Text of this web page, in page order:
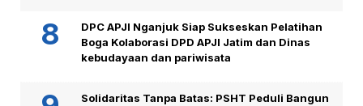
DPC APJI Nganjuk Siap Sukseskan Pelatihan
Boga Kolaborasi DPD APJI Jatim dan Dinas
kebudayaan dan pariwisata
Solidaritas Tanpa Batas: PSHT Peduli Bangun